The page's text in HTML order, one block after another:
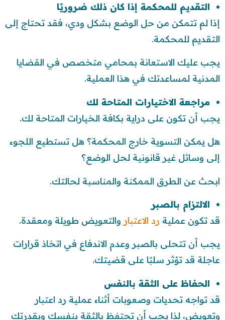
التقديم للمحكمة إذا كان ذلك ضروريًا
إذا لم تتمكن من حل الوضع بشكل ودي، فقد تحتاج إلى
التقديم للمحكمة.
يجب عليك الاستعانة بمحامي متخصص في القضايا
المدنية لمساعدتك في هذا العملية.
مراجعة الاختيارات المتاحة لك
يجب أن تكون على دراية بكافة الخيارات المتاحة لك.
هل يمكن التسوية خارج المحكمة؟ هل تستطيع اللجوء
إلى وسائل غير قانونية لحل الوضع؟
ابحث عن الطرق الممكنة والمناسبة لحالتك.
الالتزام بالصبر
قد تكون عملية رد الاعتبار والتعويض طويلة ومعقدة.
يجب أن تتحلى بالصبر وعدم الاندفاع في اتخاذ قرارات
عاجلة قد تؤثر سلبًا على قضيتك.
الحفاظ على الثقة بالنفس
قد تواجه تحديات وصعوبات أثناء عملية رد اعتبار
وتعويض، لذا يجب أن تحتفظ بالثقة بنفسك وبقدرتك